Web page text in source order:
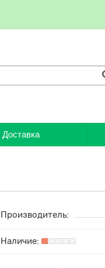
Доставка
Производитель: